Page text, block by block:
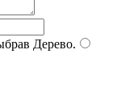
Дерево.